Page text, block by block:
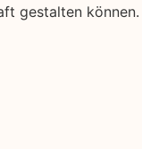
gestalten können.